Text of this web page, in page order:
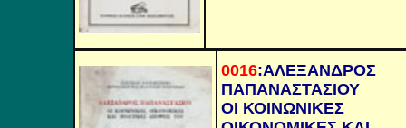
0016:ΑΛΕΞΑΝΔΡΟΣ
ΠΑΠΑΝΑΣΤΑΣΙΟΥ
ΟΙ ΚΟΙΝΩΝΙΚΕΣ